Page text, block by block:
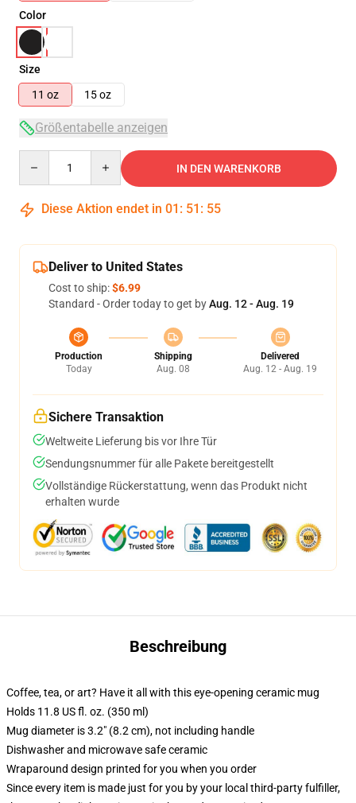
Color
Size
11 oz
15 oz
Größentabelle anzeigen
IN DEN WARENKORB
Diese Aktion endet in 01 : 51 : 55
Deliver to United States
Cost to ship:$6.99
Standard - Order today to get byAug. 12 - Aug. 19
Production
Today
Shipping
Aug. 08
Delivered
Aug. 12 - Aug. 19
Sichere Transaktion
Weltweite Lieferung bis vor Ihre Tür
Sendungsnummer für alle Pakete bereitgestellt
Vollständige Rückerstattung, wenn das Produkt nicht
erhalten wurde
Beschreibung
Coffee, tea, or art? Have it all with this eye-opening ceramic mug
Holds 11.8 US fl. oz. (350 ml)
Mug diameter is 3.2" (8.2 cm), not including handle
Dishwasher and microwave safe ceramic
Wraparound design printed for you when you order
Since every item is made just for you by your local third-party fulfiller,